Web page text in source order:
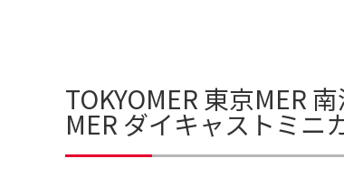
TOKYOMER 東京MER
MER ダイキャストミニ